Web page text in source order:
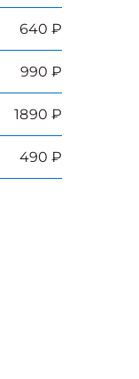
640 ₽
990 ₽
1890 ₽
490 ₽